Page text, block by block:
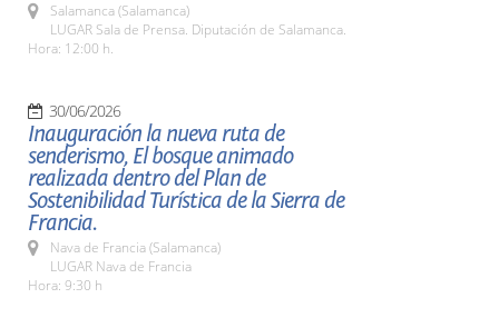
Salamanca (Salamanca)
LUGAR Sala de Prensa. Diputación de Salamanca.
Hora: 12:00 h.
30/06/2026
Inauguración la nueva ruta de
senderismo, El bosque animado
realizada dentro del Plan de
Sostenibilidad Turística de la Sierra de
Francia.
Nava de Francia (Salamanca)
LUGAR Nava de Francia
Hora: 9:30 h